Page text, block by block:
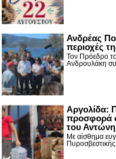
Ανδρέας
περιοχές
Τον Πρόεδρο
Ανδρουλάκη
Αργολίδα:
προσφορά
του
Με αίσθημα